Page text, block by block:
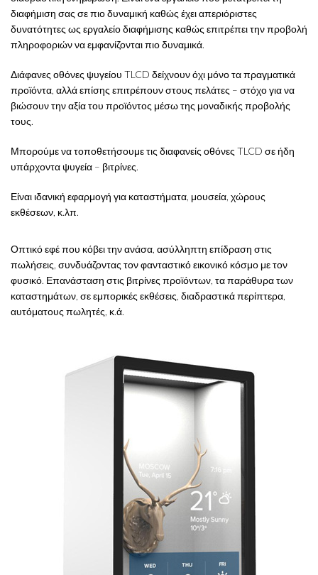
διαφήμιση σας σε πιο δυναμική καθώς έχει απεριόριστες
δυνατότητες ως εργαλείο διαφήμισης καθώς επιτρέπει την προβολή
πληροφοριών να εμφανίζονται πιο δυναμικά.
Διάφανες οθόνες ψυγείου TLCD δείχνουν όχι μόνο τα πραγματικά
προϊόντα, αλλά επίσης επιτρέπουν στους πελάτες – στόχο για να
βιώσουν την αξία του προϊόντος μέσω της μοναδικής προβολής
τους.
Μπορούμε να τοποθετήσουμε τις διαφανείς οθόνες TLCD σε ήδη
υπάρχοντα ψυγεία – βιτρίνες.
Είναι ιδανική εφαρμογή για καταστήματα, μουσεία, χώρους
εκθέσεων, κ.λπ.
Οπτικό εφέ που κόβει την ανάσα, ασύλληπτη επίδραση στις
πωλήσεις, συνδυάζοντας τον φανταστικό εικονικό κόσμο με τον
φυσικό. Επανάσταση στις βιτρίνες προϊόντων, τα παράθυρα των
καταστημάτων, σε εμπορικές εκθέσεις, διαδραστικά περίπτερα,
αυτόματους πωλητές, κ.ά.